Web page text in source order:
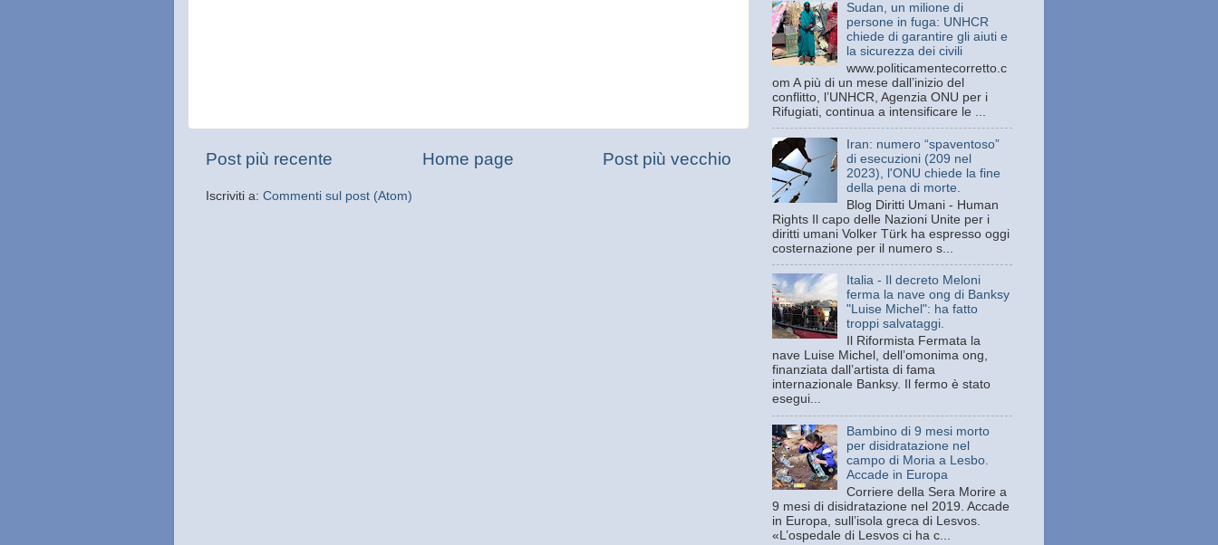
Post più recente Post più vecchio
Home page
Iscriviti a: Commenti sul post (Atom)
Sudan, un milione di
persone in fuga: UNHCR
chiede di garantire gli aiuti e
la sicurezza dei civili
www.politicamentecorretto.c
om A più di un mese dall’inizio del
conflitto, l’UNHCR, Agenzia ONU per i
Rifugiati, continua a intensificare le ...
Iran: numero “spaventoso”
di esecuzioni (209 nel
2023), l'ONU chiede la fine
della pena di morte.
Blog Diritti Umani - Human
Rights Il capo delle Nazioni Unite per i
diritti umani Volker Türk ha espresso oggi
costernazione per il numero s...
Italia - Il decreto Meloni
ferma la nave ong di Banksy
"Luise Michel": ha fatto
troppi salvataggi.
Il Riformista Fermata la
nave Luise Michel, dell’omonima ong,
finanziata dall’artista di fama
internazionale Banksy. Il fermo è stato
esegui...
Bambino di 9 mesi morto
per disidratazione nel
campo di Moria a Lesbo.
Accade in Europa
Corriere della Sera Morire a
9 mesi di disidratazione nel 2019. Accade
in Europa, sull’isola greca di Lesvos.
«L’ospedale di Lesvos ci ha c...